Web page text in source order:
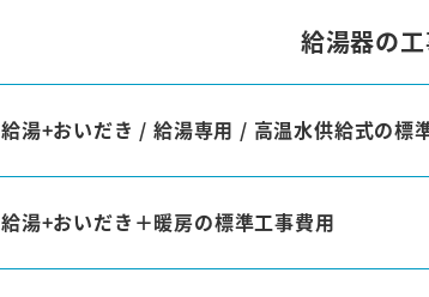
給湯器の
給湯+おいだき / 給湯専用 / 高温水供給式の標
給湯+おいだき＋暖房の標準工事費用